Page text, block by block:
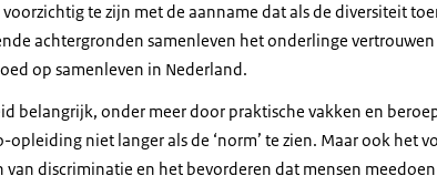
voorzichtig te zijn met de aanname dat als de diversiteit
achtergronden samenleven het onderlinge
op samenleven in Nederland.
belangrijk, onder meer door praktische vakken en
niet langer als de ‘norm’ te zien. Maar ook het
discriminatie en het bevorderen dat mensen